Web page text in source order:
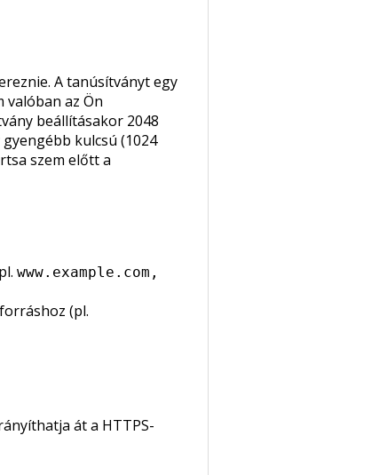
A tanúsítványt egy
valóban az Ön
beállításakor 2048
kulcsú (1024
szem előtt a
www.example.com,
(pl.
át a HTTPS-